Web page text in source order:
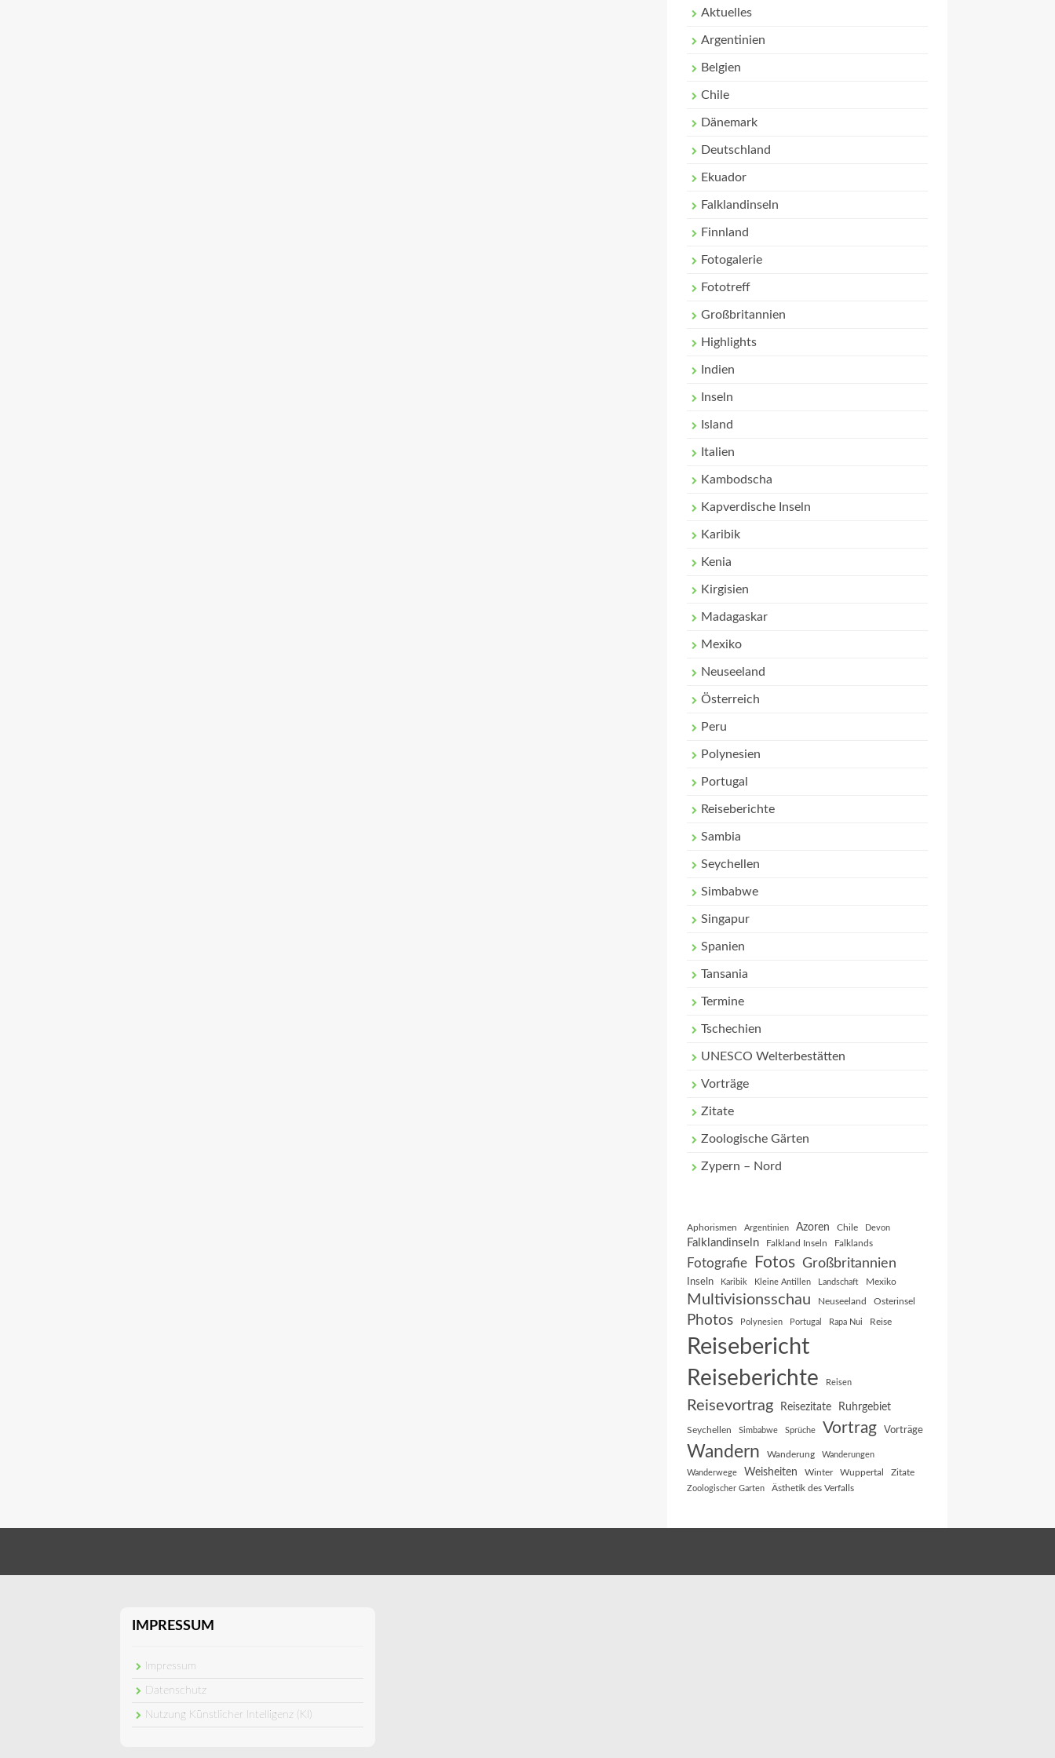
Aktuelles
Argentinien
Belgien
Chile
Dänemark
Deutschland
Ekuador
Falklandinseln
Finnland
Fotogalerie
Fototreff
Großbritannien
Highlights
Indien
Inseln
Island
Italien
Kambodscha
Kapverdische Inseln
Karibik
Kenia
Kirgisien
Madagaskar
Mexiko
Neuseeland
Österreich
Peru
Polynesien
Portugal
Reiseberichte
Sambia
Seychellen
Simbabwe
Singapur
Spanien
Tansania
Termine
Tschechien
UNESCO Welterbestätten
Vorträge
Zitate
Zoologische Gärten
Zypern – Nord
Aphorismen Argentinien Azoren Chile Devon
Falklandinseln Falkland Inseln Falklands
Fotografie Fotos Großbritannien
Inseln Karibik Kleine Antillen Landschaft Mexiko
Multivisionsschau Neuseeland Osterinsel
Photos Polynesien Portugal Rapa Nui Reise
Reisebericht
Reiseberichte Reisen
Reisevortrag Reisezitate Ruhrgebiet
Seychellen Simbabwe Sprüche Vortrag Vorträge
Wandern Wanderung Wanderungen
Wanderwege Weisheiten Winter Wuppertal Zitate
Zoologischer Garten Ästhetik des Verfalls
IMPRESSUM
Impressum
Datenschutz
Nutzung Künstlicher Intelligenz (KI)